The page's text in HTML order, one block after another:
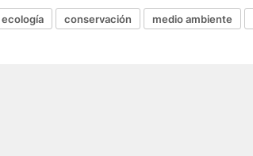
ecología conservación medio ambiente